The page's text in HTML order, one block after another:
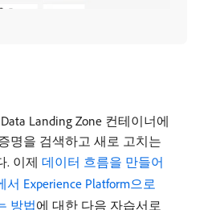
Landing Zone 컨테이너에
명을 검색하고 새로 고치는
. 이제 데이터 흐름을 만들어
Experience Platform으로
방법에 대한 다음 자습서로